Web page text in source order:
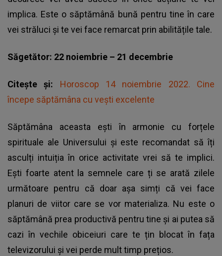
implica. Este o săptămână bună pentru tine în care
vei străluci și te vei face remarcat prin abilitățile tale.
Săgetător: 22 noiembrie – 21 decembrie
Citește și: Horoscop 14 noiembrie 2022. Cine
începe săptămâna cu vești excelente
Săptămâna aceasta ești în armonie cu forțele
spirituale ale Universului și este recomandat să îți
asculți intuiția în orice activitate vrei să te implici.
Ești foarte atent la semnele care ți se arată zilele
următoare pentru că doar așa simți că vei face
planuri de viitor care se vor materializa. Nu este o
săptămână prea productivă pentru tine și ai putea să
cazi în vechile obiceiuri care te țin blocat în fața
televizorului și vei perde mult timp prețios.